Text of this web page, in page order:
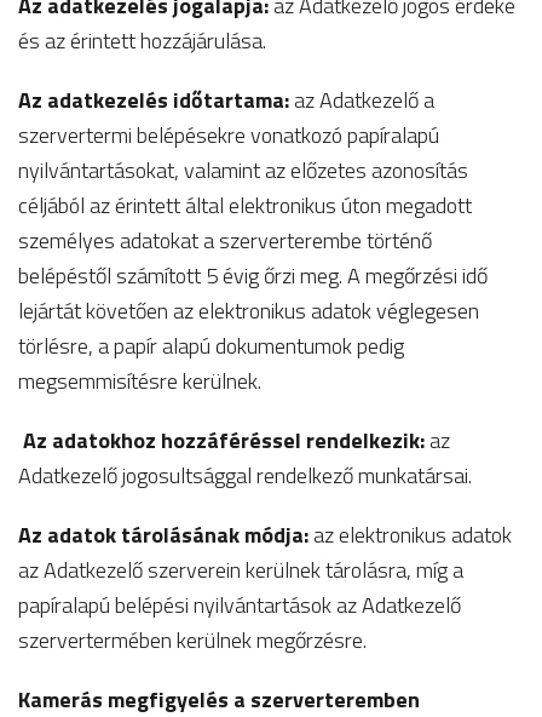
és az érintett hozzájárulása.
Az adatkezelés időtartama:az Adatkezelő a
szervertermi belépésekre vonatkozó papíralapú
nyilvántartásokat, valamint az előzetes azonosítás
céljából az érintett által elektronikus úton megadott
személyes adatokat a szerverterembe történő
belépéstől számított 5 évig őrzi meg. A megőrzési idő
lejártát követően az elektronikus adatok véglegesen
törlésre, a papír alapú dokumentumok pedig
megsemmisítésre kerülnek.
Az adatokhoz hozzáféréssel rendelkezik:az
Adatkezelő jogosultsággal rendelkező munkatársai.
Az adatok tárolásának módja:az elektronikus adatok
az Adatkezelő szerverein kerülnek tárolásra, míg a
papíralapú belépési nyilvántartások az Adatkezelő
szervertermében kerülnek megőrzésre.
Kamerás megfigyelés a szerverteremben